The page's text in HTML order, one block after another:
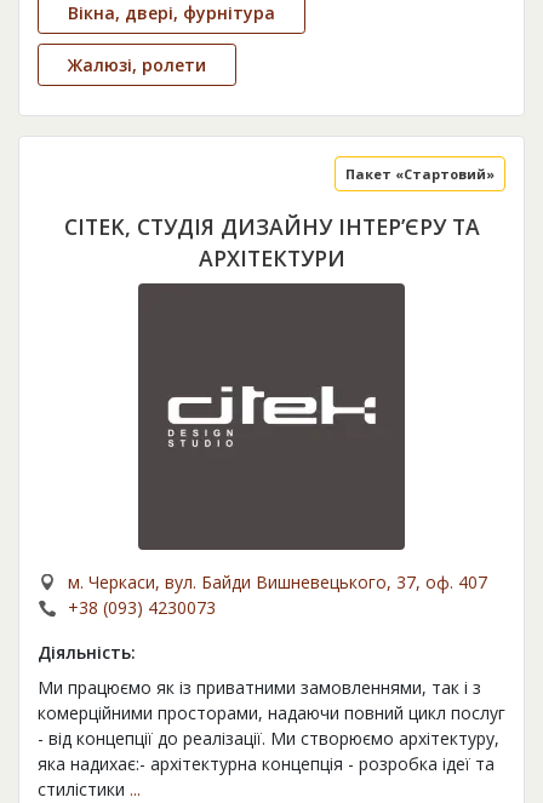
Вікна, двері, фурнітура
Жалюзі, ролети
CITEK, СТУДІЯ ДИЗАЙНУ ІНТЕР’ЄРУ ТА
АРХІТЕКТУРИ
Пакет «Стартовий»
м. Черкаси, вул. Байди Вишневецького, 37, оф. 407
+38 (093) 4230073
Діяльність:
Ми працюємо як із приватними замовленнями, так і з
комерційними просторами, надаючи повний цикл послуг
- від концепції до реалізації. Ми створюємо архітектуру,
яка надихає:- архітектурна концепція - розробка ідеї та
стилістики ...